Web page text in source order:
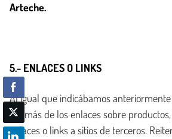
Arteche.
5.- ENLACES O LINKS
Al igual que indicábamos
además de los enlaces sobre
enlaces o links a sitios de terceros.